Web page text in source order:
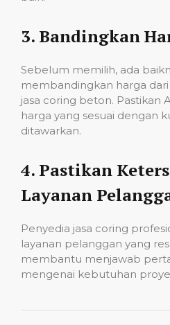
3. Bandingkan
Sebelum memilih, ada
membandingkan harga
jasa coring beton. Pastikan
harga yang sesuai dengan
ditawarkan.
4. Pastikan
Layanan
Penyedia jasa coring
layanan pelanggan yang
membantu menjawab
mengenai kebutuhan